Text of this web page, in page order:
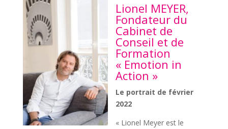
Lionel MEYER,
Fondateur du
Cabinet de
Conseil et de
Formation
« Emotion in
Action »
Le portrait de février
2022
« Lionel Meyer est le